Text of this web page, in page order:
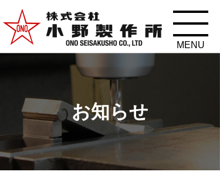
お知らせ